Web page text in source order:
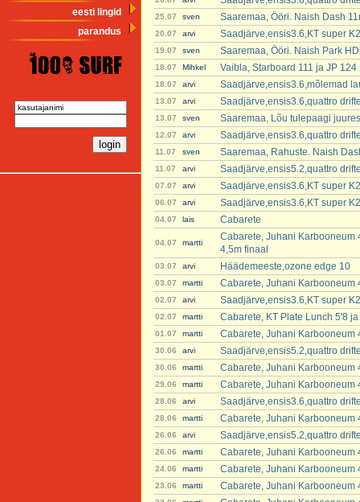
eesti lingid
parandus
25.07 sven Saaremaa, Ööri. Naish Dash
20.07 arvi Saadjärve,ensis3.6,KT super
19.07 sven Saaremaa, Ööri. Naish Park
18.07 Mihkel Vaibla, Starboard 111 ja JP 124
18.07 arvi Saadjärve,ensis3.6,mõlemad
13.07 arvi Saadjärve,ensis3.6,quattro
13.07 sven Saaremaa, Lõu tulepaagi
12.07 arvi Saadjärve,ensis3.6,quattro
11.07 sven Saaremaa, Rahuste. Naish
11.07 arvi Saadjärve,ensis5.2,quattro
07.07 arvi Saadjärve,ensis3.6,KT super
06.07 arvi Saadjärve,ensis3.6,KT super
04.07 lais Cabarete
04.07 martti
Cabarete, Juhani Karbooneum
4,5m finaal
03.07 arvi Häädemeeste,ozone edge 10
03.07 martti Cabarete, Juhani Karbooneum
02.07 arvi Saadjärve,ensis3.6,KT super
02.07 martti Cabarete, KT Plate Lunch 5'8
01.07 martti Cabarete, Juhani Karbooneum
30.06 arvi Saadjärve,ensis5.2,quattro
30.06 martti Cabarete, Juhani Karbooneum
29.06 martti Cabarete, Juhani Karbooneum
28.06 arvi Saadjärve,ensis3.6,quattro
28.06 martti Cabarete, Juhani Karbooneum
26.06 arvi Saadjärve,ensis5.2,quattro
26.06 martti Cabarete, Juhani Karbooneum
24.06 martti Cabarete, Juhani Karbooneum
23.06 martti Cabarete, Juhani Karbooneum